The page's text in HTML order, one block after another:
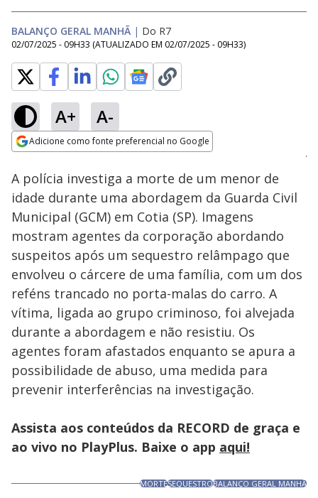
BALANÇO GERAL MANHÃ | Do R7
02/07/2025 - 09H33 (ATUALIZADO EM 02/07/2025 - 09H33)
A+ A-
Adicione como fonte preferencial no Google
Ativar
Loaded:
48.88%
A polícia investiga a morte de um menor de
idade durante uma abordagem da Guarda Civil
Municipal (GCM) em Cotia (SP). Imagens
mostram agentes da corporação abordando
suspeitos após um sequestro relâmpago que
envolveu o cárcere de uma família, com um dos
reféns trancado no porta-malas do carro. A
vítima, ligada ao grupo criminoso, foi alvejada
durante a abordagem e não resistiu. Os
agentes foram afastados enquanto se apura a
possibilidade de abuso, uma medida para
prevenir interferências na investigação.
Assista aos conteúdos da RECORD de graça e
ao vivo no PlayPlus. Baixe o app aqui!
MORTESEQUESTROBALANÇO GERAL MANHÃ